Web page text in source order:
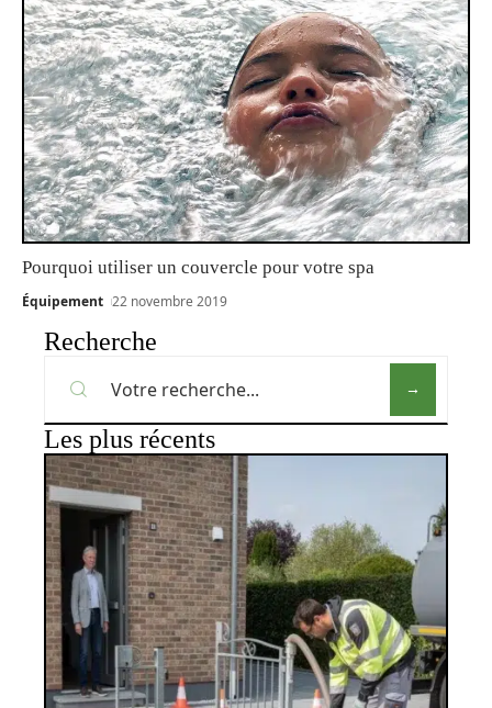
Pourquoi utiliser un couvercle pour votre spa
Équipement 22 novembre 2019
Recherche
Les plus récents